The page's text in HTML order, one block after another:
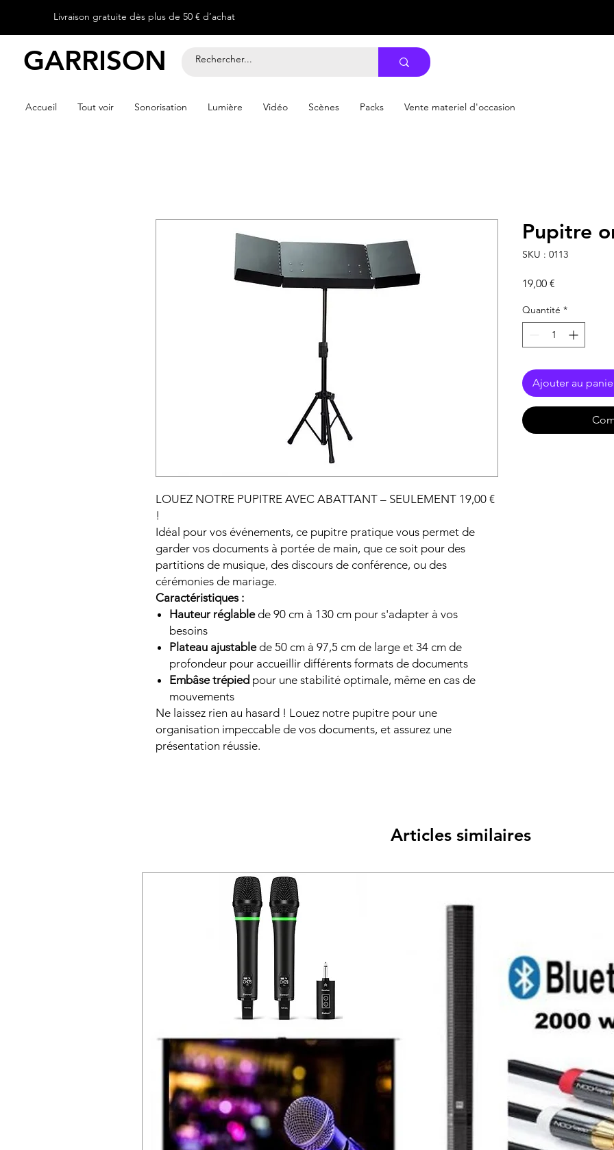
Livraison gratuite dès plus de 50 € d’achat
GARRISON
Accueil Tout voir Sonorisation Lumière Vidéo Scènes Packs Vente materiel d'occasion
LOUEZ NOTRE PUPITRE AVEC ABATTANT – SEULEMENT 19,00 €
!
Idéal pour vos événements, ce pupitre pratique vous permet de
garder vos documents à portée de main, que ce soit pour des
partitions de musique, des discours de conférence, ou des
cérémonies de mariage.
Caractéristiques :
Hauteur réglablede 90 cm à 130 cm pour s'adapter à vos
besoins
Plateau ajustablede 50 cm à 97,5 cm de large et 34 cm de
profondeur pour accueillir différents formats de documents
Embâse trépied pour une stabilité optimale, même en cas de
mouvements
Ne laissez rien au hasard ! Louez notre pupitre pour une
organisation impeccable de vos documents, et assurez une
présentation réussie.
Pupitre
SKU : 0113
19,00 €
Quantité *
Ajouter au
Articles similaires